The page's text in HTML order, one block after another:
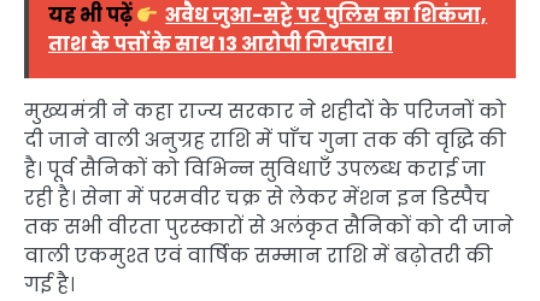
यह भी पढ़ें
अवैध जुआ-सट्टे पर पुलिस का शिकंजा,
ताश के पत्तों के साथ 13 आरोपी गिरफ्तार।
मुख्यमंत्री ने कहा राज्य सरकार ने शहीदों के परिजनों को
दी जाने वाली अनुग्रह राशि में पाँच गुना तक की वृद्धि की
है। पूर्व सैनिकों को विभिन्न सुविधाएँ उपलब्ध कराई जा
रही है। सेना में परमवीर चक्र से लेकर मेंशन इन डिस्पैच
तक सभी वीरता पुरस्कारों से अलंकृत सैनिकों को दी जाने
वाली एकमुश्त एवं वार्षिक सम्मान राशि में बढ़ोतरी की
गई है।